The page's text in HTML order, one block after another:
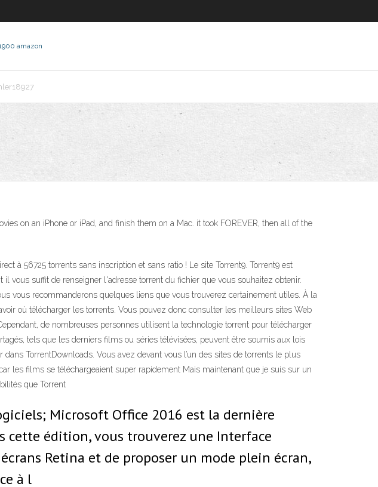
amazon
on an iPhone or iPad, and finish them on a Mac. it took FOREVER, then all of the
à 56725 torrents sans inscription et sans ratio ! Le site Torrent9. Torrent9 est
vous suffit de renseigner l'adresse torrent du fichier que vous souhaitez obtenir.
vous recommanderons quelques liens que vous trouverez certainement utiles. À la
où télécharger les torrents. Vous pouvez donc consulter les meilleurs sites Web
de nombreuses personnes utilisent la technologie torrent pour télécharger
tels que les derniers films ou séries télévisées, peuvent être soumis aux lois
TorrentDownloads. Vous avez devant vous l’un des sites de torrents le plus
les films se téléchargeaient super rapidement Mais maintenant que je suis sur un
que Torrent
Microsoft Office 2016 est la dernière
cette édition, vous trouverez une Interface
Retina et de proposer un mode plein écran,
à l